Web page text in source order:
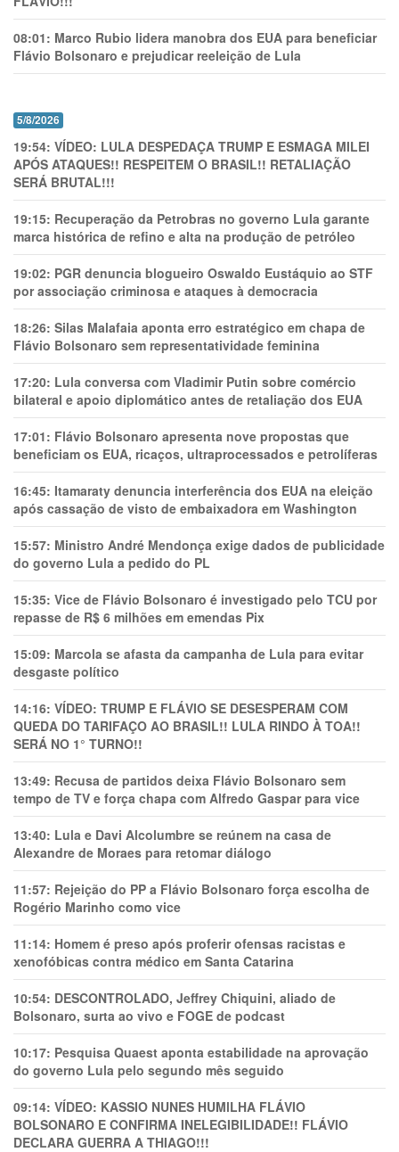
08:01: Marco Rubio lidera manobra dos EUA para beneficiar
Flávio Bolsonaro e prejudicar reeleição de Lula
5/8/2026
19:54: VÍDEO: LULA DESPEDAÇA TRUMP E ESMAGA MILEI
APÓS ATAQUES!! RESPEITEM O BRASIL!! RETALIAÇÃO
SERÁ BRUTAL!!!
19:15: Recuperação da Petrobras no governo Lula garante
marca histórica de refino e alta na produção de petróleo
19:02: PGR denuncia blogueiro Oswaldo Eustáquio ao STF
por associação criminosa e ataques à democracia
18:26: Silas Malafaia aponta erro estratégico em chapa de
Flávio Bolsonaro sem representatividade feminina
17:20: Lula conversa com Vladimir Putin sobre comércio
bilateral e apoio diplomático antes de retaliação dos EUA
17:01: Flávio Bolsonaro apresenta nove propostas que
beneficiam os EUA, ricaços, ultraprocessados e petrolíferas
16:45: Itamaraty denuncia interferência dos EUA na eleição
após cassação de visto de embaixadora em Washington
15:57: Ministro André Mendonça exige dados de publicidade
do governo Lula a pedido do PL
15:35: Vice de Flávio Bolsonaro é investigado pelo TCU por
repasse de R$ 6 milhões em emendas Pix
15:09: Marcola se afasta da campanha de Lula para evitar
desgaste político
14:16: VÍDEO: TRUMP E FLÁVIO SE DESESPERAM COM
QUEDA DO TARIFAÇO AO BRASIL!! LULA RINDO À TOA!!
SERÁ NO 1° TURNO!!
13:49: Recusa de partidos deixa Flávio Bolsonaro sem
tempo de TV e força chapa com Alfredo Gaspar para vice
13:40: Lula e Davi Alcolumbre se reúnem na casa de
Alexandre de Moraes para retomar diálogo
11:57: Rejeição do PP a Flávio Bolsonaro força escolha de
Rogério Marinho como vice
11:14: Homem é preso após proferir ofensas racistas e
xenofóbicas contra médico em Santa Catarina
10:54: DESCONTROLADO, Jeffrey Chiquini, aliado de
Bolsonaro, surta ao vivo e FOGE de podcast
10:17: Pesquisa Quaest aponta estabilidade na aprovação
do governo Lula pelo segundo mês seguido
09:14: VÍDEO: KASSIO NUNES HUMlLHA FLÁVIO
BOLSONARO E CONFIRMA INELEGIBILIDADE!! FLÁVIO
DECLARA GUERRA A THIAGO!!!